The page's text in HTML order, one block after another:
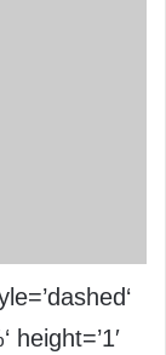
height=’1′